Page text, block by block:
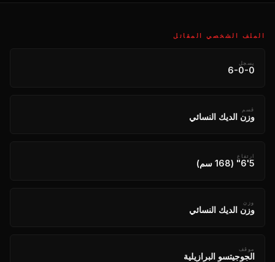
الملف الشخصي المقاتل
يسجل
6-0-0
قسم
وزن الديك النسائي
ارتفاع
5'6" (168 سم)
وزن
وزن الديك النسائي
موقف
الجوجيتسو البرازيلية